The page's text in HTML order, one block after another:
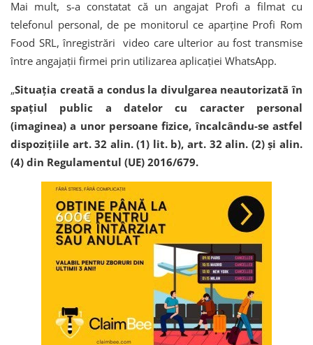
Mai mult, s-a constatat că un angajat Profi a filmat cu
telefonul personal, de pe monitorul ce aparține Profi Rom
Food SRL, înregistrări video care ulterior au fost transmise
între angajații firmei prin utilizarea aplicației WhatsApp.
„Situația creată a condus la divulgarea neautorizată în
spațiul public a datelor cu caracter personal
(imaginea) a unor persoane fizice, încalcându-se astfel
dispozițiile art. 32 alin. (1) lit. b), art. 32 alin. (2) și alin.
(4) din Regulamentul (UE) 2016/679.